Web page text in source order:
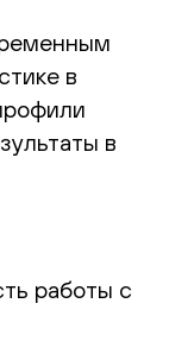
в
в
работы с